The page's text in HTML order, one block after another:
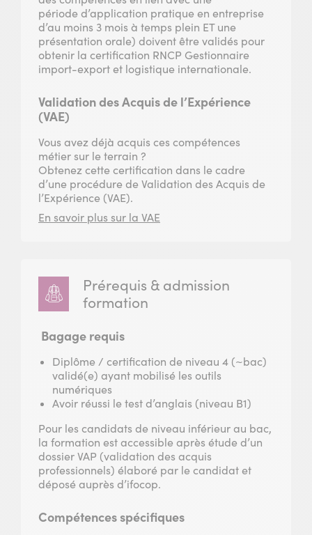
période d’application pratique en entreprise
d’au moins 3 mois à temps plein ET une
présentation orale) doivent être validés pour
obtenir la certification RNCP Gestionnaire
import-export et logistique internationale.
Validation des Acquis de l’Expérience
(VAE)
Vous avez déjà acquis ces compétences
métier sur le terrain ?
Obtenez cette certification dans le cadre
d’une procédure de Validation des Acquis de
l’Expérience (VAE).
En savoir plus sur la VAE
Prérequis & admission
formation
Bagage requis
Diplôme / certification de niveau 4 (~bac)
validé(e) ayant mobilisé les outils
numériques
Avoir réussi le test d’anglais (niveau B1)
Pour les candidats de niveau inférieur au bac,
la formation est accessible après étude d’un
dossier VAP (validation des acquis
professionnels) élaboré par le candidat et
déposé auprès d’ifocop.
Compétences spécifiques